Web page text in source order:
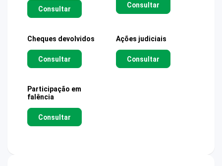
Consultar Consultar
Cheques devolvidos
Consultar
Ações judiciais
Consultar
Participação em
falência
Consultar